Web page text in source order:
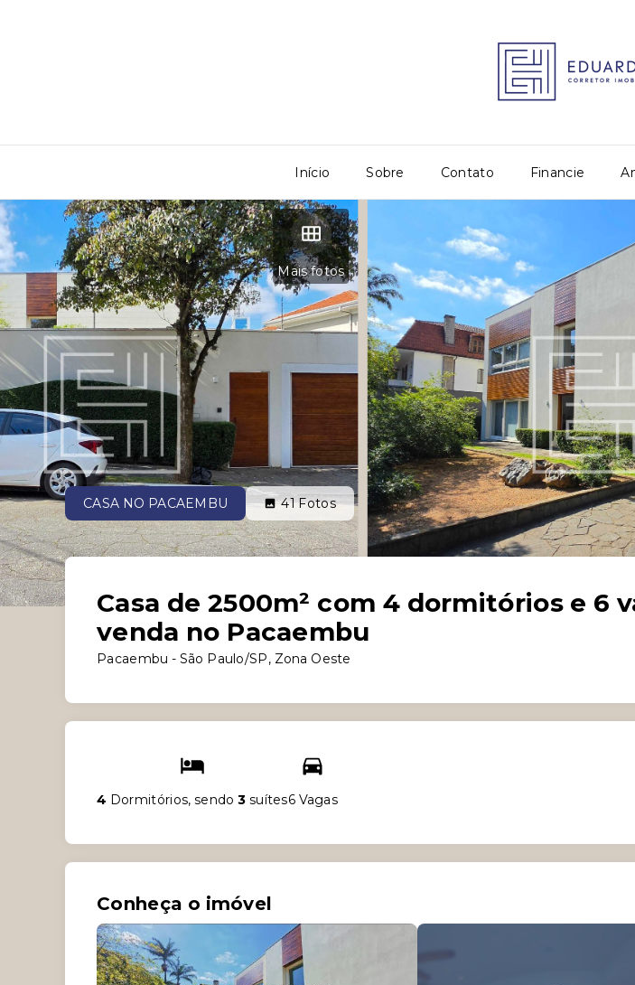
Início Sobre Contato Financie
Mais fotos
CASA NO PACAEMBU 41Fotos
Casa de 2500m² com 4 dormitórios e 6
venda no Pacaembu
Pacaembu - São Paulo/SP, Zona Oeste
4 Dormitórios, sendo3 suítes6 Vagas
Conheça o imóvel